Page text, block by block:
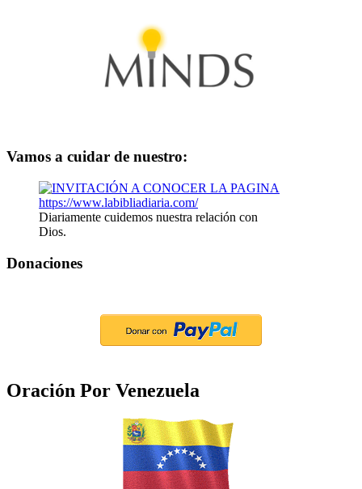
Vamos a cuidar de nuestro:
Diariamente cuidemos nuestra relación con
Dios.
Donaciones
Oración Por Venezuela